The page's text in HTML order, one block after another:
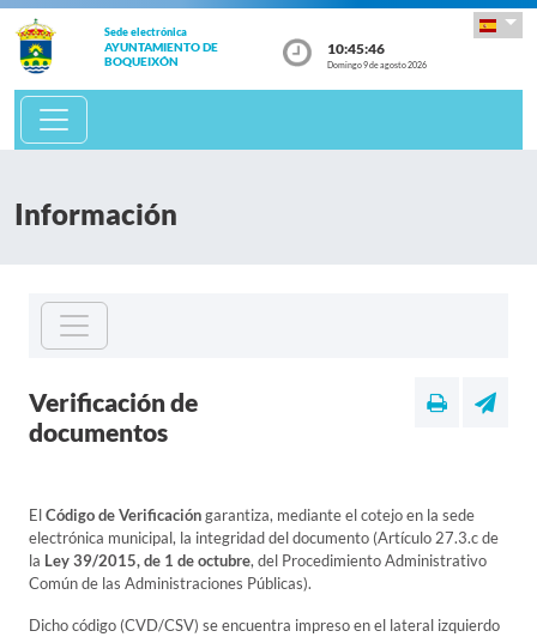
Sede electrónica
AYUNTAMIENTO DE
BOQUEIXÓN
10:45:46
Domingo 9 de agosto 2026
Información
Verificación de
documentos
ElCódigo de Verificacióngarantiza, mediante el cotejo en la sede
electrónica municipal, la integridad del documento (Artículo 27.3.c de
la Ley 39/2015, de 1 de octubre, del Procedimiento Administrativo
Común de las Administraciones Públicas).
Dicho código (CVD/CSV) se encuentra impreso en el lateral izquierdo